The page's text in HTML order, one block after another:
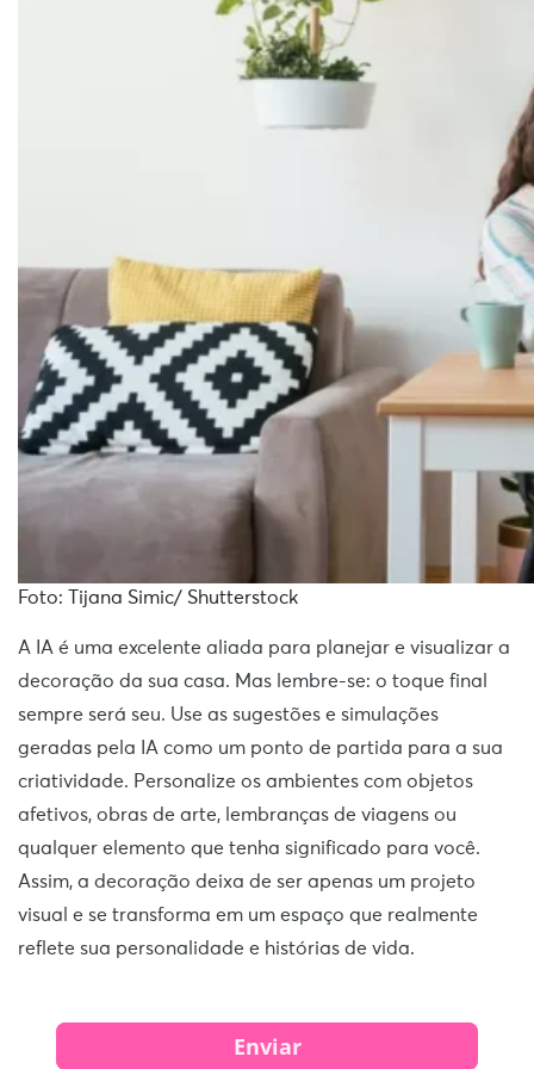
Foto: Tijana Simic/ Shutterstock
A IA é uma excelente aliada para planejar e visualizar a
decoração da sua casa. Mas lembre-se: o toque final
sempre será seu. Use as sugestões e simulações
geradas pela IA como um ponto de partida para a sua
criatividade. Personalize os ambientes com objetos
afetivos, obras de arte, lembranças de viagens ou
qualquer elemento que tenha significado para você.
Assim, a decoração deixa de ser apenas um projeto
visual e se transforma em um espaço que realmente
reflete sua personalidade e histórias de vida.